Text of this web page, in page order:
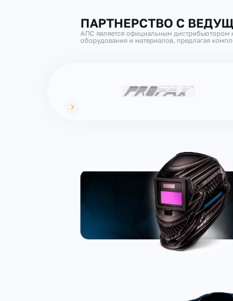
ПАРТНЕРСТВО С
АПС является официальным дистрибьютором
оборудования и материалов, предлагая